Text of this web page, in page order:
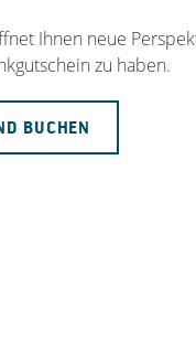
Ihnen neue
zu haben.
BUCHEN